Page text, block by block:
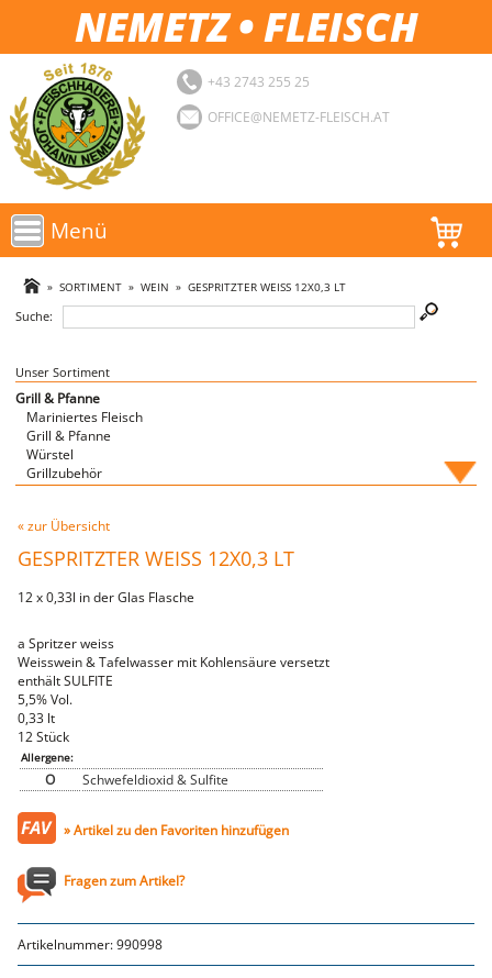
NEMETZ • FLEISCH
+43 2743 255 25
OFFICE@NEMETZ-FLEISCH.AT
Menü
AKTIONEN
SORTIMENT
LOGIN
FAVORITEN
» SORTIMENT» WEIN » GESPRITZTER WEISS 12X0,3 LT
Suche:
Unser Sortiment
Grill & Pfanne
Mariniertes Fleisch
Grill & Pfanne
Würstel
Grillzubehör
Fische
Fleischwaren
heimisches Wild
Hirsch & Reh
vom Wild
Rindfleisch
vom Rind
Steaks
Filet
Schweinefleisch
Karree
Bauch
Sur
Schnitzel
Innereien
Kalbfleisch
Huhn
Pute
« zur Übersicht
GESPRITZTER WEISS 12X0,3 LT
12 x 0,33l in der Glas Flasche
a Spritzer weiss
Weisswein & Tafelwasser mit Kohlensäure versetzt
enthält SULFITE
5,5% Vol.
0,33 lt
12 Stück
Allergene:
O Schwefeldioxid & Sulfite
» Artikel zu den Favoriten hinzufügen
Fragen zum Artikel?
Artikelnummer:990998